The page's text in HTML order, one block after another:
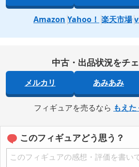
Amazon Yahoo！ 楽天市場
中古・出品状況をチェ
メルカリ あみあみ
フィギュアを売るなら もえた
このフィギュアどう思う？